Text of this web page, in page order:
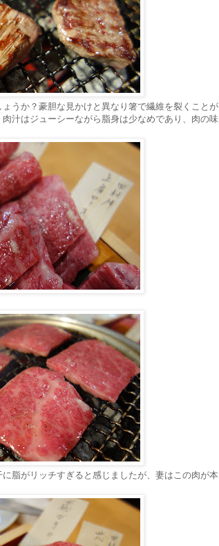
うか？豪胆な見かけと異なり箸で繊維を裂くことが
汁はジューシーながら脂身は少なめであり、肉の味
脂がリッチすぎると感じましたが、妻はこの肉が本